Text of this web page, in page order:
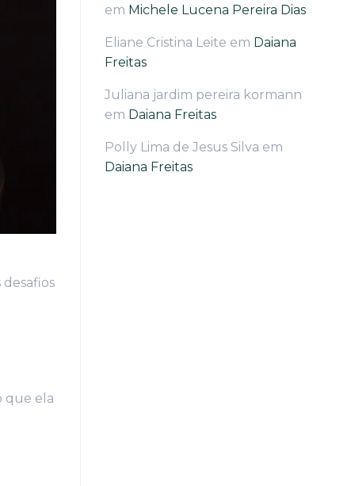
desafios
que ela
em Michele Lucena Pereira Dias
Eliane Cristina Leite em Daiana
Freitas
Juliana jardim pereira kormann
em Daiana Freitas
Polly Lima de Jesus Silva em
Daiana Freitas